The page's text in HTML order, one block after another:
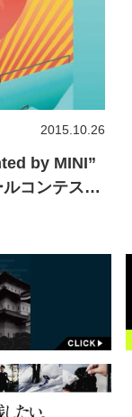
by MINI”
コンテスト
2015.10.26